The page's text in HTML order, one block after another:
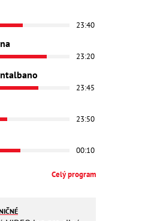
23:40
23:20
23:45
23:50
00:10
Celý program